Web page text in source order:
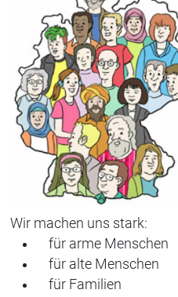
Wir machen uns stark:
für arme Menschen
für alte Menschen
für Familien